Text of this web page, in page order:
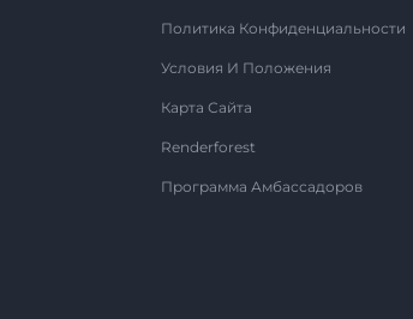
Политика Конфиденциальности
Условия И Положения
Карта Сайта
Renderforest
Программа Амбассадоров